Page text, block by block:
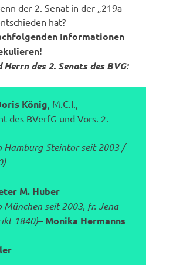
der 2. Senat in der „219a-
hat?
Informationen
Herrn des 2. Senats des BVG:
König , M.C.I.,
des BVerfG und Vors. 2.
Hamburg-Steintor seit 2003 /
M. Huber
München seit 2003, fr. Jena
1840)– Monika Hermanns